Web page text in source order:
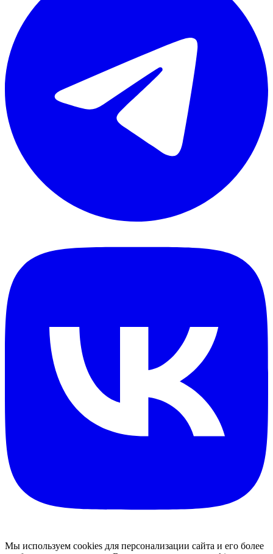
Мы используем cookies для персонализации сайта и его более